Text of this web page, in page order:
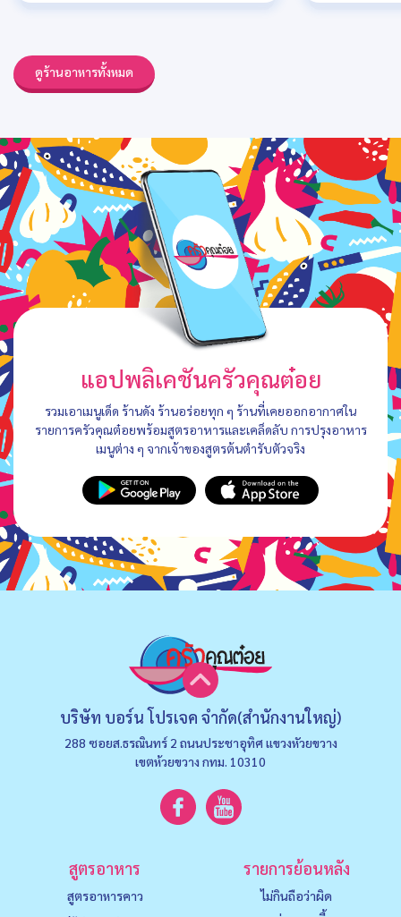
ดูร้านอาหารทั้งหมด
แอปพลิเคชันครัวคุณต๋อย
รวมเอาเมนูเด็ด ร้านดัง ร้านอร่อยทุก ๆ ร้านที่เคยออกอากาศใน
รายการครัวคุณต๋อยพร้อมสูตรอาหารและเคล็ดลับ การปรุงอาหาร
เมนูต่าง ๆ จากเจ้าของสูตรต้นตำรับตัวจริง
บริษัท บอร์น โปรเจค จำกัด(สำนักงานใหญ่)
288 ซอยส.ธรณินทร์ 2 ถนนประชาอุทิศ แขวงหัวยขวาง
เขตห้วยขวาง กทม. 10310
สูตรอาหาร
สูตรอาหารคาว
รายการย้อนหลัง
ไม่กินถือว่าผิด